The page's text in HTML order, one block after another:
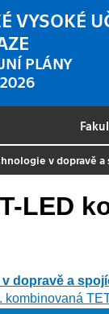
VYSOKÉ
PLÁNY
v dopravě a
LED
dopravě a
kombinovaná